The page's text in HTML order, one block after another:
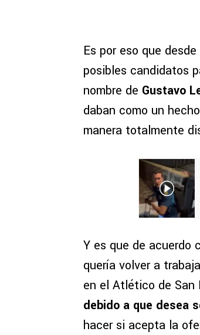
Es por eso que
posibles candidatos
nombre de Gustavo
daban como un
manera totalmente
Y es que de acuerdo
quería volver a
en el Atlético de San
debido a que desea
hacer si acepta la